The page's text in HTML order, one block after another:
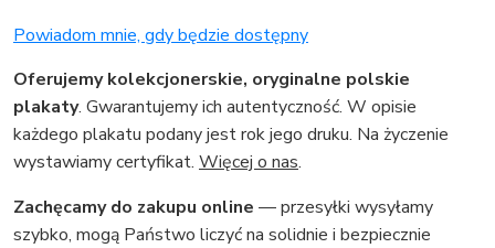
Powiadom mnie, gdy będzie dostępny
Oferujemy kolekcjonerskie, oryginalne polskie
plakaty. Gwarantujemy ich autentyczność. W opisie
każdego plakatu podany jest rok jego druku. Na życzenie
wystawiamy certyfikat. Więcej o nas.
Zachęcamy do zakupu online — przesyłki wysyłamy
szybko, mogą Państwo liczyć na solidnie i bezpiecznie